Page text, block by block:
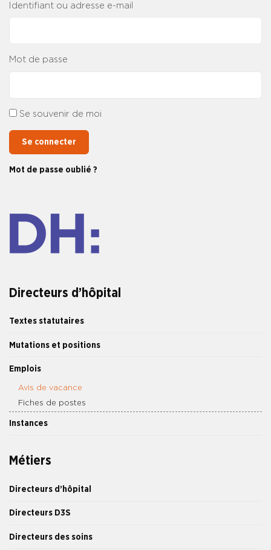
Directeurs d’hôpital
Textes statutaires
Mutations et positions
Emplois
Avis de vacance
Fiches de postes
Instances
Métiers
Directeurs d’hôpital
Directeurs D3S
Directeurs des soins
Identifiant ou adresse e-mail
Mot de passe
Se souvenir de moi
Se connecter
Mot de passe oublié ?